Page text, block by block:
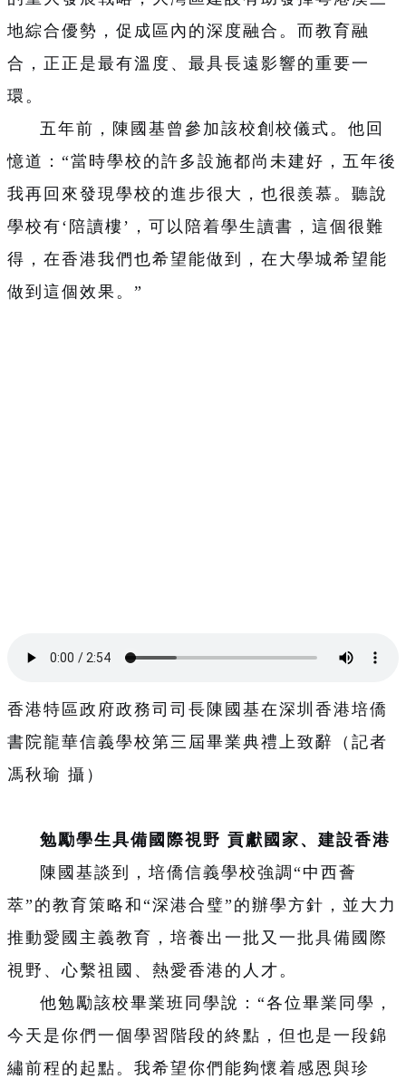
地綜合優勢，促成區內的深度融合。而教育融
合，正正是最有溫度、最具長遠影響的重要一
環。
五年前，陳國基曾參加該校創校儀式。他回
憶道：“當時學校的許多設施都尚未建好，五年後
我再回來發現學校的進步很大，也很羨慕。聽說
學校有‘陪讀樓’，可以陪着學生讀書，這個很難
得，在香港我們也希望能做到，在大學城希望能
做到這個效果。”
香港特區政府政務司司長陳國基在深圳香港培僑
書院龍華信義學校第三屆畢業典禮上致辭（記者
馮秋瑜 攝）
勉勵學生具備國際視野 貢獻國家、建設香港
陳國基談到，培僑信義學校強調“中西薈
萃”的教育策略和“深港合璧”的辦學方針，並大力
推動愛國主義教育，培養出一批又一批具備國際
視野、心繫祖國、熱愛香港的人才。
他勉勵該校畢業班同學說：“各位畢業同學，
今天是你們一個學習階段的終點，但也是一段錦
繡前程的起點。我希望你們能夠懷着感恩與珍